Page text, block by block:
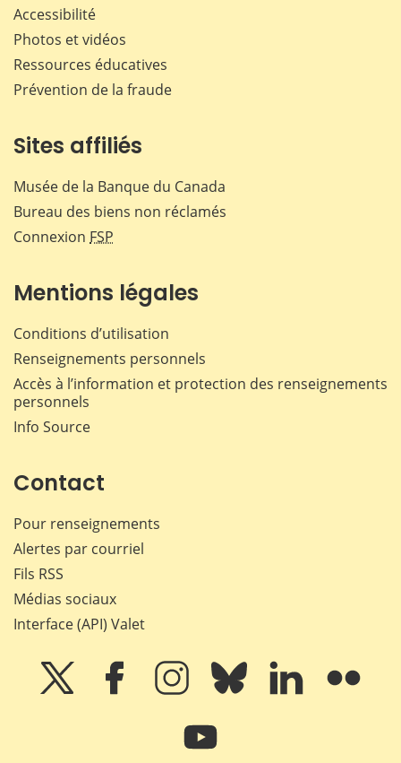
Accessibilité
Photos et vidéos
Ressources éducatives
Prévention de la fraude
Sites affiliés
Musée de la Banque du Canada
Bureau des biens non réclamés
Connexion FSP
Mentions légales
Conditions d’utilisation
Renseignements personnels
Accès à l’information et protection des renseignements
personnels
Info Source
Contact
Pour renseignements
Alertes par courriel
Fils RSS
Médias sociaux
Interface (API) Valet